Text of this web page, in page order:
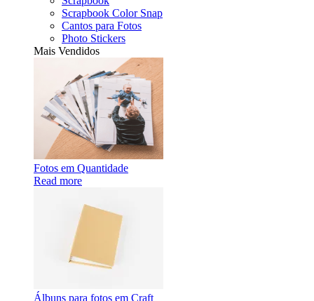
Scrapbook Color Snap
Cantos para Fotos
Photo Stickers
Mais Vendidos
Fotos em Quantidade
Read more
Álbuns para fotos em Craft